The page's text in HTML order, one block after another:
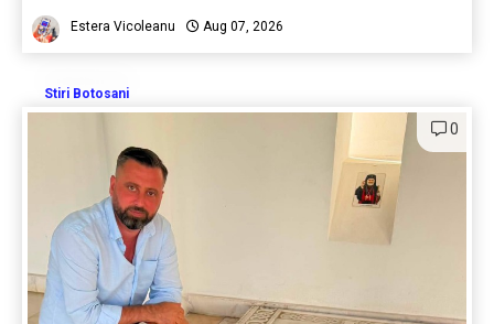
Estera Vicoleanu Aug 07, 2026
Stiri Botosani
0